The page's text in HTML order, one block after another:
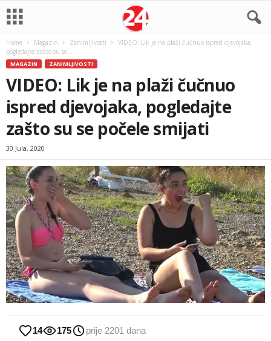
Home Magazin Zanimljivosti
VIDEO: Lik je na plaži čučnuo ispred djevojaka,
pogledajte zašto su se...
MAGAZIN ZANIMLJIVOSTI
VIDEO: Lik je na plaži čučnuo
ispred djevojaka, pogledajte
zašto su se počele smijati
30 Jula, 2020
14 175 prije 2201 dana